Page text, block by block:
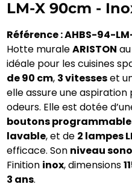
LM-X 90cm -
Référence : AHBS-94-
Hotte muraleARISTON
idéale pour les cuisines
de 90 cm, 3 vitesseset
elle assure une
odeurs. Elle est dotée
boutons
lavable, et de 2 lampes
efficace. Son niveau
Finition inox, dimensions
3 ans.